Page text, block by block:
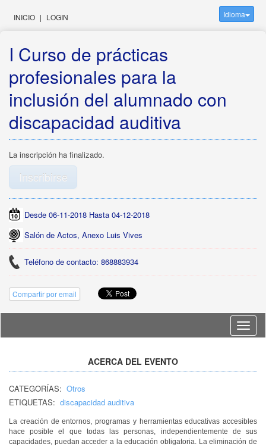
INICIO | LOGIN Idioma
I Curso de prácticas
profesionales para la
inclusión del alumnado con
discapacidad auditiva
La inscripción ha finalizado.
Inscribirse
Desde 06-11-2018 Hasta 04-12-2018
Salón de Actos, Anexo Luis Vives
Teléfono de contacto: 868883934
Compartir por email
Idioma
ACERCA DEL EVENTO
CATEGORÍAS: Otros
ETIQUETAS: discapacidad auditiva
La creación de entornos, programas y herramientas educativas accesibles
hace posible el que todas las personas, independientemente de sus
capacidades, puedan acceder a la educación obligatoria. La eliminación de